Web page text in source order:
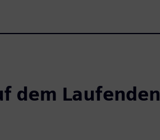
dem Laufenden